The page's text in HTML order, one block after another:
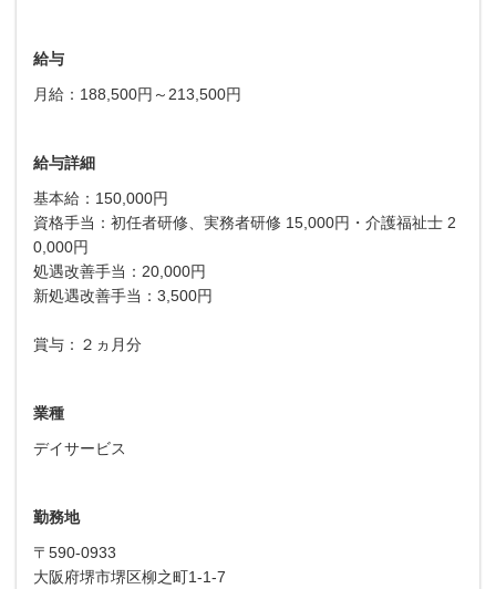
給与
月給：188,500円～213,500円
給与詳細
基本給：150,000円
資格手当：初任者研修、実務者研修 15,000円・介護福祉士 2
0,000円
処遇改善手当：20,000円
新処遇改善手当：3,500円
賞与：２ヵ月分
業種
デイサービス
勤務地
〒590-0933
大阪府堺市堺区柳之町1-1-7